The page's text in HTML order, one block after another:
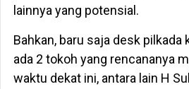
lainnya yang potensial.
Bahkan, baru saja desk pilkada
ada 2 tokoh yang rencananya
waktu dekat ini, antara lain H